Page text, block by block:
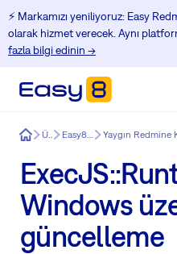
⚡️ Markamızı yeniliyoruz: Easy
olarak hizmet verecek. Aynı
fazla bilgi edinin →
Easy8 Ürün Easy8 özellikleri
Windows
güncelleme